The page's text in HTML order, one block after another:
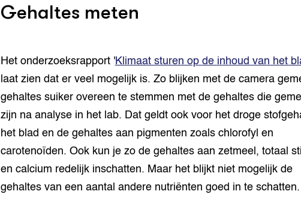
Gehaltes meten
Het onderzoeksrapport 'Klimaat sturen op de inhoud van het
laat zien dat er veel mogelijk is. Zo blijken met de camera
gehaltes suiker overeen te stemmen met de gehaltes die
zijn na analyse in het lab. Dat geldt ook voor het droge
het blad en de gehaltes aan pigmenten zoals chlorofyl en
carotenoïden. Ook kun je zo de gehaltes aan zetmeel, totaal
en calcium redelijk inschatten. Maar het blijkt niet mogelijk de
gehaltes van een aantal andere nutriënten goed in te schatten.